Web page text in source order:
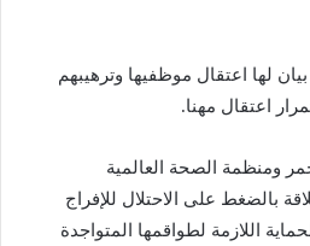
لها اعتقال موظفيها وترهيبهم
اعتقال مهنا.
ومنظمة الصحة العالمية
بالضغط على الاحتلال للإفراج
اللازمة لطواقمها المتواجدة